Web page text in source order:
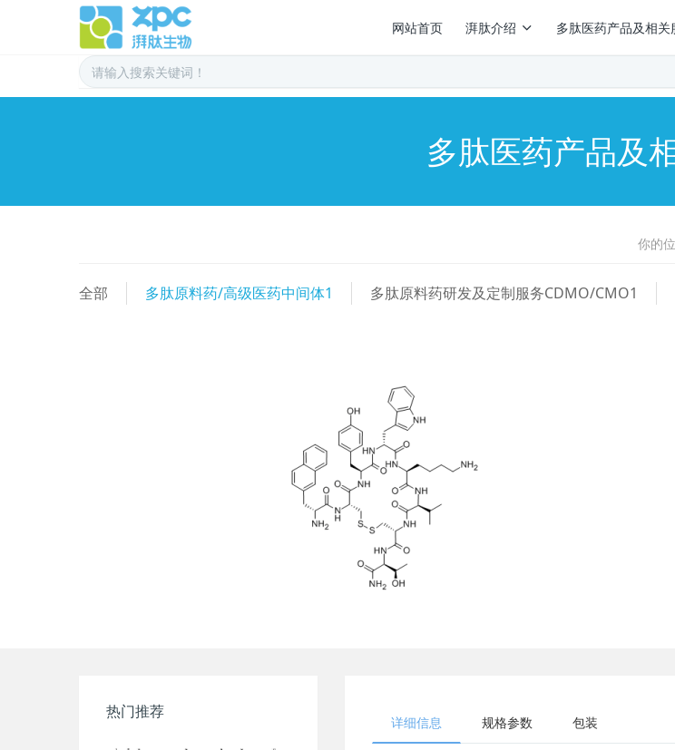
网站首页 湃肽介绍 多肽医药产品及相关
多肽医药产品及
你的
全部 多肽原料药/高级医药中间体1 多肽原料药研发及定制服务CDMO/CMO1
详细信息 规格参数 包装
热门推荐